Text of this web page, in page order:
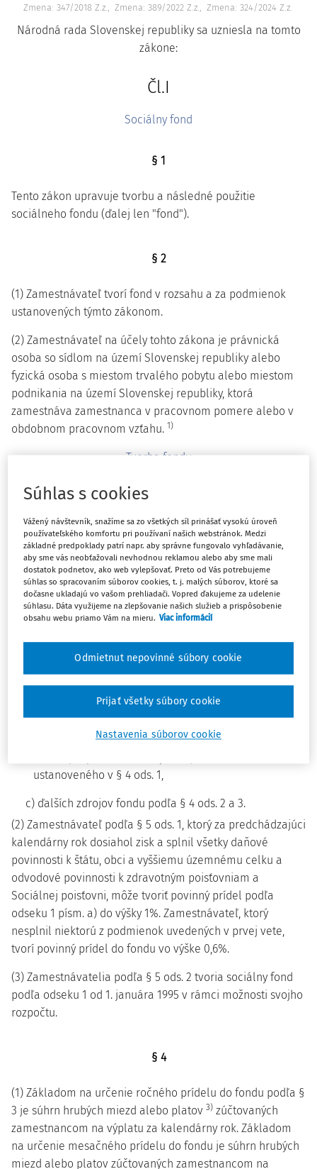
Zmena: 347/2018 Z.z.
Zmena: 389/2022 Z.z. Zmena: 324/2024 Z.z.
Národná rada Slovenskej republiky sa uzniesla na tomto
zákone:
Čl.I
Sociálny fond
§ 1
Tento zákon upravuje tvorbu a následné použitie
sociálneho fondu (ďalej len "fond").
§ 2
(1) Zamestnávateľ tvorí fond v rozsahu a za podmienok
ustanovených týmto zákonom.
(2) Zamestnávateľ na účely tohto zákona je právnická
osoba so sídlom na území Slovenskej republiky alebo
fyzická osoba s miestom trvalého pobytu alebo miestom
podnikania na území Slovenskej republiky, ktorá
zamestnáva zamestnanca v pracovnom pomere alebo v
obdobnom pracovnom vzťahu. 1)
Tvorba fondu
(1) Fond sa tvorí ako úhrn
a) povinného prídelu vo výške 0,6% až 1% zo základu
uvedeného v § 4 ods. 1,
b) ďalšieho prídelu vo výške
1. dohodnutej v kolektívnej zmluve alebo vo
vnútornom predpise, ak u zamestnávateľa nemôže
pôsobiť odborový orgán podľa osobitného predpisu,
najviac vo výške 0,5% zo základu ustanoveného v § 4
ods. 1, alebo
2. sumy potrebnej na poskytnutie príspevkov na
zamestnancom, ktorí spĺňajú podmienky uvedené v §
ustanoveného v § 4 ods. 1,
c) ďalších zdrojov fondu podľa § 4 ods. 2 a 3.
(2) Zamestnávateľ podľa § 5 ods. 1, ktorý za predchádzajúci
kalendárny rok dosiahol zisk a splnil všetky daňové
povinnosti k štátu, obci a vyššiemu územnému celku a
odvodové povinnosti k zdravotným poisťovniam a
Sociálnej poisťovni, môže tvoriť povinný prídel podľa
odseku 1 písm. a) do výšky 1%. Zamestnávateľ, ktorý
nesplnil niektorú z podmienok uvedených v prvej vete,
tvorí povinný prídel do fondu vo výške 0,6%.
(3) Zamestnávatelia podľa § 5 ods. 2 tvoria sociálny fond
podľa odseku 1 od 1. januára 1995 v rámci možnosti svojho
rozpočtu.
§ 4
(1) Základom na určenie ročného prídelu do fondu podľa §
3 je súhrn hrubých miezd alebo platov 3) zúčtovaných
zamestnancom na výplatu za kalendárny rok. Základom
na určenie mesačného prídelu do fondu je súhrn hrubých
miezd alebo platov zúčtovaných zamestnancom na
Súhlas s cookies
Vážený návštevník, snažíme sa zo všetkých síl prinášať vysokú úroveň
používateľského komfortu pri používaní našich webstránok. Medzi
základné predpoklady patrí napr. aby správne fungovalo vyhľadávanie,
aby sme vás neobťažovali nevhodnou reklamou alebo aby sme mali
dostatok podnetov, ako web vylepšovať. Preto od Vás potrebujeme
súhlas so spracovaním súborov cookies, t. j. malých súborov, ktoré sa
dočasne ukladajú vo vašom prehliadači. Vopred ďakujeme za udelenie
súhlasu. Dáta využijeme na zlepšovanie našich služieb a prispôsobenie
obsahu webu priamo Vám na mieru. Viac informácií
Nastavenia súborov cookie
Odmietnut nepovinné súbory cookie
Prijať všetky súbory cookie